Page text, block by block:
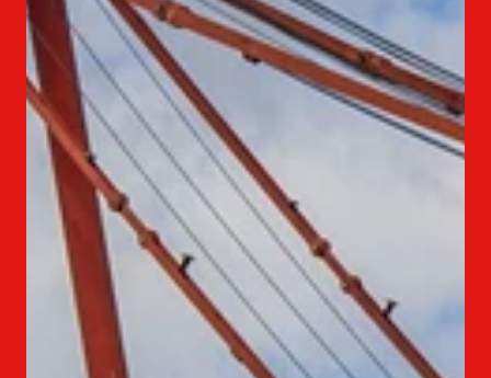
ITALIANO
(Contatti)